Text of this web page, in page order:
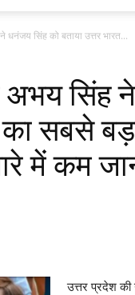
सिंह को बताया उत्तर भारत...
अभय सिंह
का सबसे
में कम
उत्तर प्रदेश